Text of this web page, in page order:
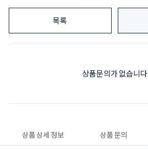
목록
상품문의가 없습니다
상품 상세 정보 상품 문의